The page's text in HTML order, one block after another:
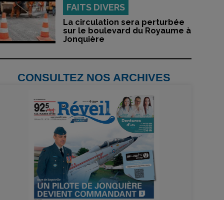
FAITS DIVERS
La circulation sera perturbée
sur le boulevard du Royaume à
Jonquière
CONSULTEZ NOS ARCHIVES